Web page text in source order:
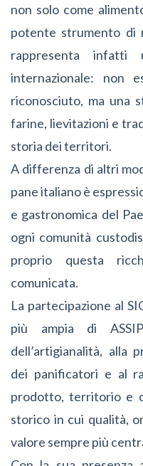
non solo come
potente strumento di
rappresenta infatti
internazionale: non
riconosciuto, ma una
farine, lievitazioni e
storia dei territori.
A differenza di altri
pane italiano è
e gastronomica del
ogni comunità
proprio questa
comunicata.
La partecipazione al
più ampia di
dell’artigianalità, alla
dei panificatori e al
prodotto, territorio e
storico in cui qualità,
valore sempre più